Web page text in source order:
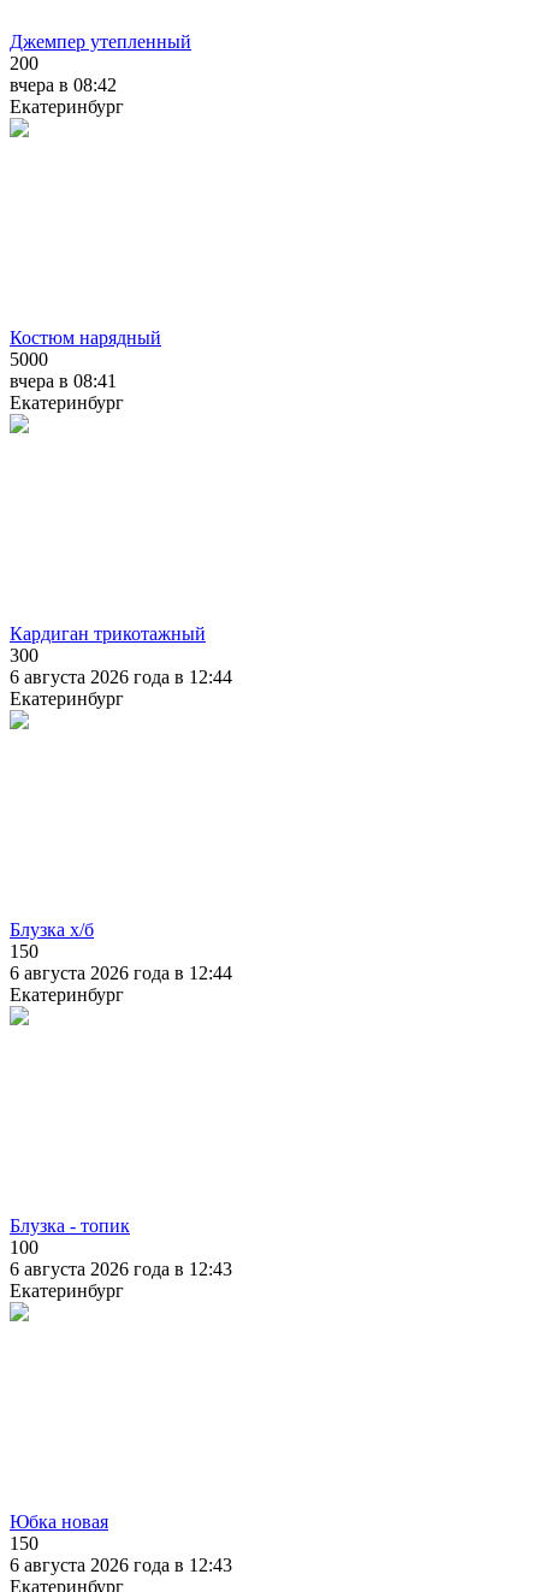
Джемпер утепленный
200
вчера в 08:42
Екатеринбург
Костюм нарядный
5000
вчера в 08:41
Екатеринбург
Кардиган трикотажный
300
6 августа 2026 года в 12:44
Екатеринбург
Блузка х/б
150
6 августа 2026 года в 12:44
Екатеринбург
Блузка - топик
100
6 августа 2026 года в 12:43
Екатеринбург
Юбка новая
150
6 августа 2026 года в 12:43
Екатеринбург